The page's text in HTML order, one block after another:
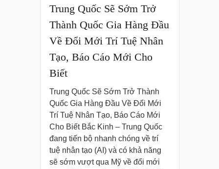
Trung Quốc Sẽ Sớm Trở
Thành Quốc Gia Hàng Đầu
Về Đổi Mới Trí Tuệ Nhân
Tạo, Báo Cáo Mới Cho
Biết
Trung Quốc Sẽ Sớm Trở Thành
Quốc Gia Hàng Đầu Về Đổi Mới
Trí Tuệ Nhân Tạo, Báo Cáo Mới
Cho Biết Bắc Kinh – Trung Quốc
đang tiến bộ nhanh chóng về trí
tuệ nhân tạo (AI) và có khả năng
sẽ sớm vượt qua Mỹ về đổi mới